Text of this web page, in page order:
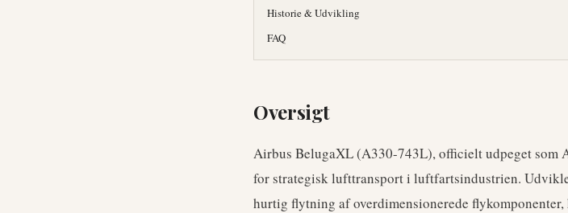
Historie & Udvikling
FAQ
Oversigt
Airbus BelugaXL (A330-743L), officielt udpeget som
for strategisk lufttransport i luftfartsindustrien.
hurtig flytning af overdimensionerede